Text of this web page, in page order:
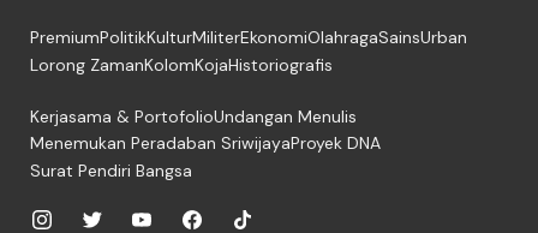
PremiumPolitikKulturMiliterEkonomiOlahragaSainsUrban
Lorong ZamanKolomKojaHistoriografis
Kerjasama & PortofolioUndangan Menulis
Menemukan Peradaban SriwijayaProyek DNA
Surat Pendiri Bangsa